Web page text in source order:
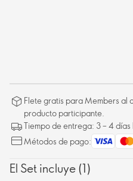
Flete gratis para Members al
producto participante.
Tiempo de entrega: 3 – 4
Métodos de pago:
El Set incluye (1)